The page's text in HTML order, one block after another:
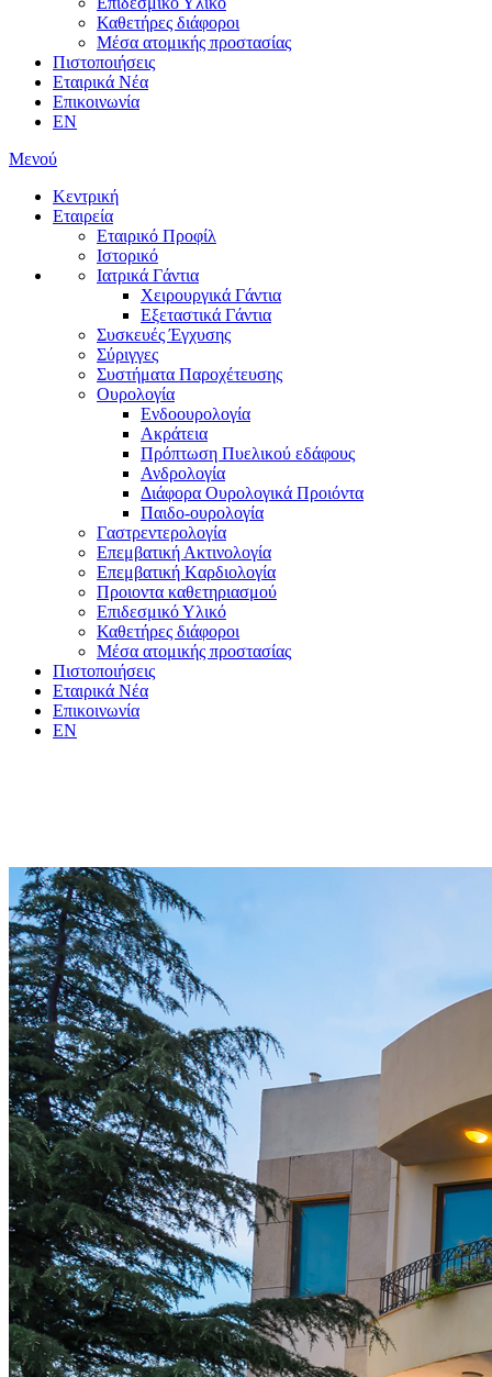
Καθετήρες διάφοροι
Μέσα ατομικής προστασίας
Πιστοποιήσεις
Εταιρικά Νέα
Επικοινωνία
EN
Μενού
Κεντρική
Εταιρεία
Εταιρικό Προφίλ
Ιστορικό
Ιατρικά Γάντια
Χειρουργικά Γάντια
Εξεταστικά Γάντια
Συσκευές Έγχυσης
Σύριγγες
Συστήματα Παροχέτευσης
Ουρολογία
Ενδοουρολογία
Ακράτεια
Πρόπτωση Πυελικού εδάφους
Ανδρολογία
Διάφορα Ουρολογικά Προιόντα
Παιδο-ουρολογία
Γαστρεντερολογία
Επεμβατική Ακτινολογία
Επεμβατική Kαρδιολογία
Προιοντα καθετηριασμού
Επιδεσμικό Υλικό
Καθετήρες διάφοροι
Μέσα ατομικής προστασίας
Πιστοποιήσεις
Εταιρικά Νέα
Επικοινωνία
EN